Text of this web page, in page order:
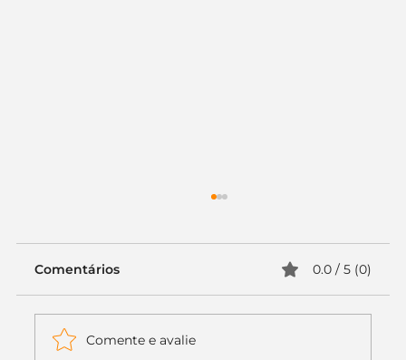
Comentários 0.0 / 5 (0)
Comente e avalie